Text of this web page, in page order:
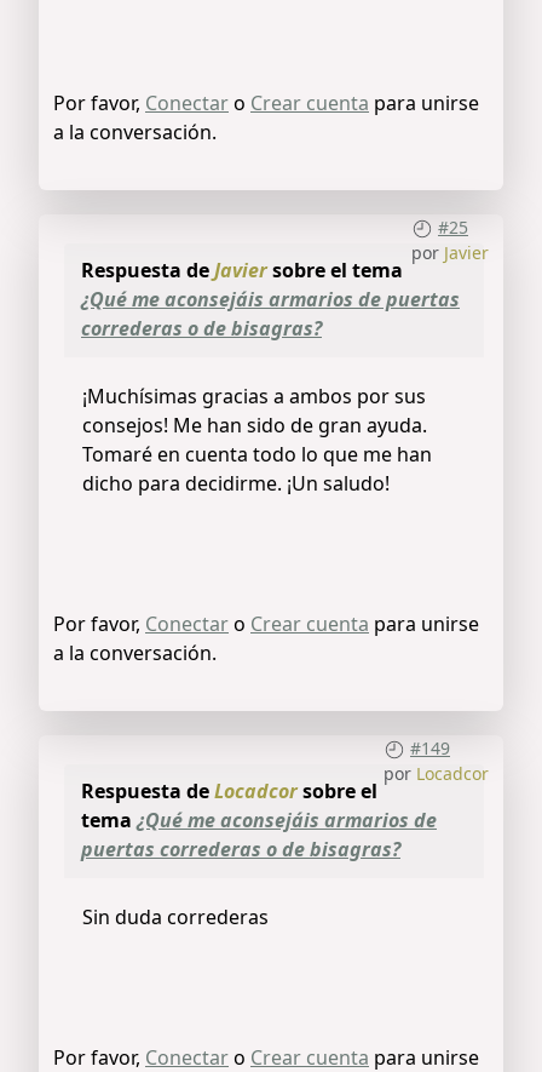
Por favor, Conectaro Crear cuenta para unirse
a la conversación.
#25
por Javier
Respuesta deJaviersobre el tema
¿Qué me aconsejáis armarios de puertas
correderas o de bisagras?
¡Muchísimas gracias a ambos por sus
consejos! Me han sido de gran ayuda.
Tomaré en cuenta todo lo que me han
dicho para decidirme. ¡Un saludo!
Por favor, Conectaro Crear cuenta para unirse
a la conversación.
#149
por Locadcor
Respuesta deLocadcorsobre el
tema¿Qué me aconsejáis armarios de
puertas correderas o de bisagras?
Sin duda correderas
Por favor, Conectaro Crear cuenta para unirse